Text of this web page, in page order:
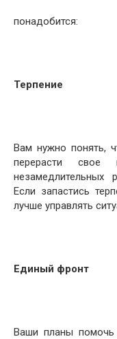
понадобится:
Терпение
Вам нужно понять,
перерасти свое
незамедлительных
Если запастись
лучше управлять
Единый фронт
Ваши планы помочь